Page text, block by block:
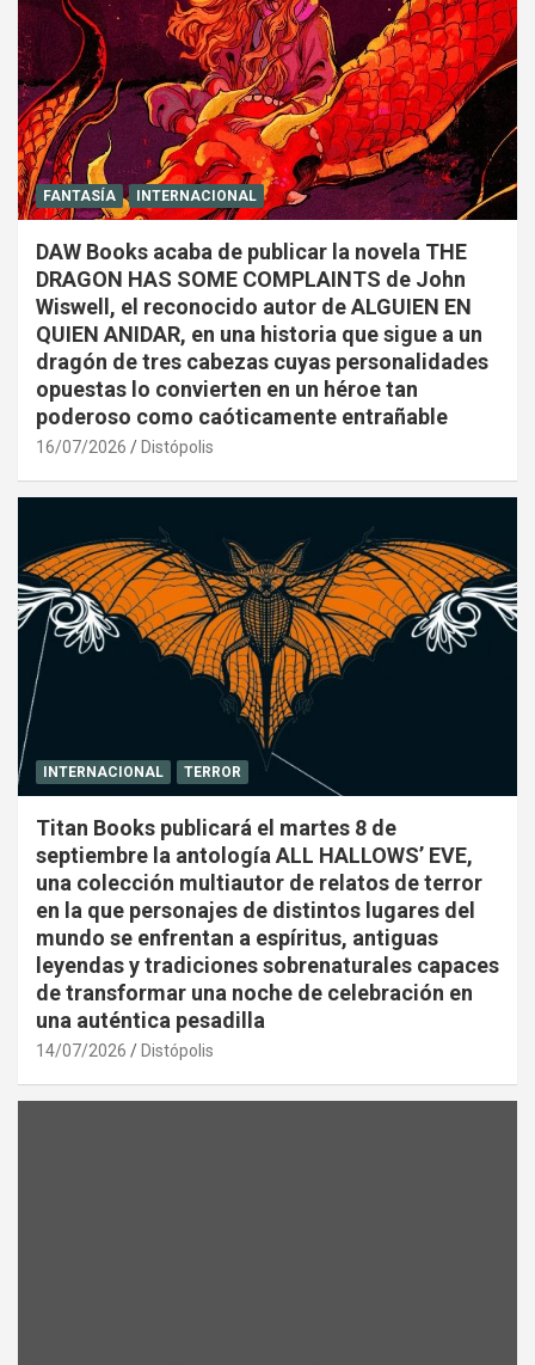
FANTASÍA INTERNACIONAL
DAW Books acaba de publicar la novela THE
DRAGON HAS SOME COMPLAINTS de John
Wiswell, el reconocido autor de ALGUIEN EN
QUIEN ANIDAR, en una historia que sigue a un
dragón de tres cabezas cuyas personalidades
opuestas lo convierten en un héroe tan
poderoso como caóticamente entrañable
16/07/2026 Distópolis
INTERNACIONAL TERROR
Titan Books publicará el martes 8 de
septiembre la antología ALL HALLOWS’ EVE,
una colección multiautor de relatos de terror
en la que personajes de distintos lugares del
mundo se enfrentan a espíritus, antiguas
leyendas y tradiciones sobrenaturales capaces
de transformar una noche de celebración en
una auténtica pesadilla
14/07/2026 Distópolis